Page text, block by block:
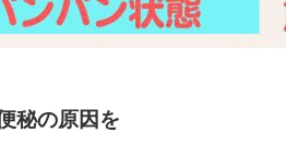
秘の原因を